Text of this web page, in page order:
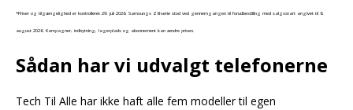
*Priser og tilgængelighed er kontrolleret 29. juli 2026. Samsungs Z8-serie stod ved gennemgangen til forudbestilling med salgsstart angivet til 6.
august 2026. Kampagner, indbytning, lagerplads og abonnement kan ændre prisen.
Sådan har vi udvalgt telefonerne
Tech Til Alle har ikke haft alle fem modeller til egen